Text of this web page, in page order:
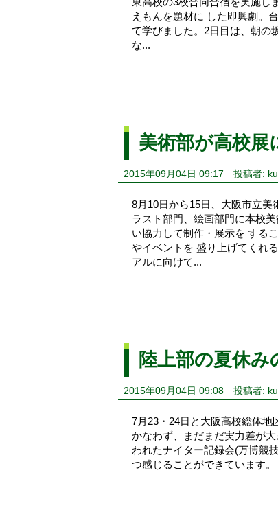
えもんを題材に した即興劇。
て学びました。2日目は、朝の
な...
美術部が高校展
2015年09月04日 09:17 投稿者:
8月10日から15日、大阪市立美
ラスト部門、絵画部門に本校
い協力して制作・展示を する
やイベントを 盛り上げてくれ
アルに向けて...
陸上部の夏休み
2015年09月04日 09:08 投稿者:
7月23・24日と大阪高校総体
かなわず、まだまだ実力差が
われたナイター記録会(万博競
つ感じることができています